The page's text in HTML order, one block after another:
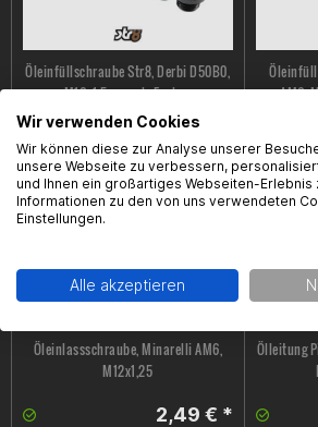
Öleinfüllschraube Str8, Derbi D50B0,
M16x1.5, versch. Farben
AM6,
Öleinlassschraube, Minarelli AM6,
M12x1,25
2,49 € *
Ölleitung
Wir verwenden Cookies
Wir können diese zur Analyse unserer
unsere Webseite zu verbessern,
und Ihnen ein großartiges Webseiten-Erlebnis
Informationen zu den von uns verwendeten
Einstellungen.
Alle akzeptieren